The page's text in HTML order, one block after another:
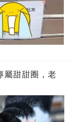
屬甜甜圈，老